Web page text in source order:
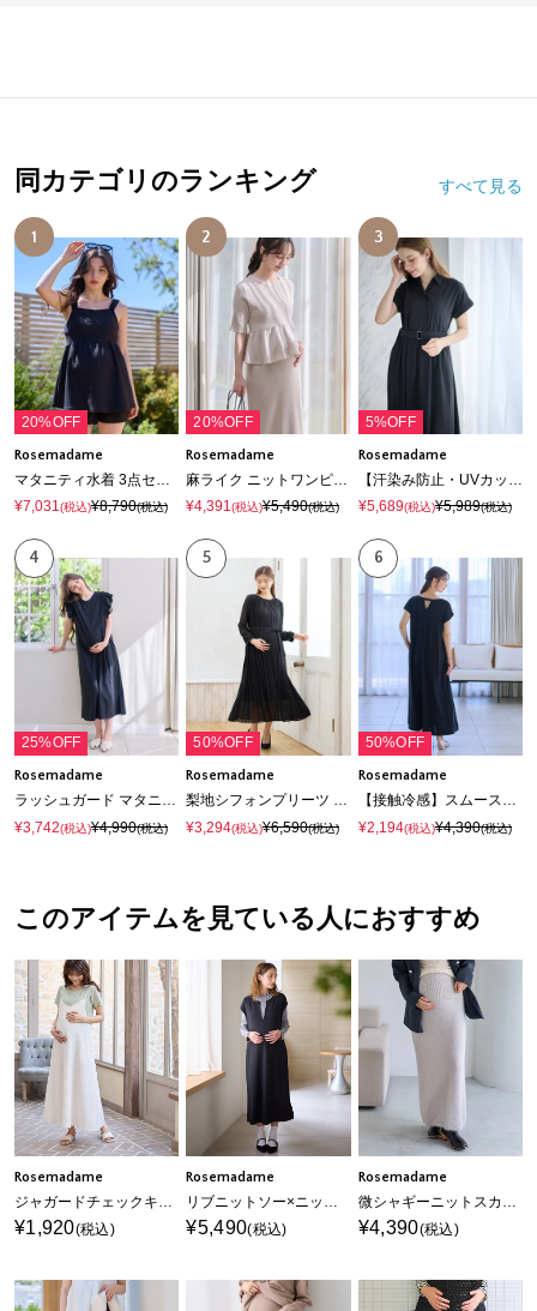
同カテゴリのランキング すべて見る
1
20%OFF
Rosemadame
¥7,031(税込)¥8,790(税込)
2
20%OFF
Rosemadame
¥4,391(税込)¥5,490(税込)
3
5%OFF
Rosemadame
¥5,689(税込)¥5,989(税込)
4
25%OFF
Rosemadame
ラッシュガード マタニティ ワンピース｜UVカット 体型カバー フリル袖 水着 速乾
¥3,742(税込)¥4,990(税込)
5
50%OFF
Rosemadame
梨地シフォンプリーツ オケージョンワンピース（マタニティ/授乳服）授乳口付き 授乳楽々 妊婦服 産前・産後対応
¥3,294(税込)¥6,590(税込)
6
50%OFF
Rosemadame
【接触冷感】スムースAラインワンピース（マタニティ/授乳服）授乳口付き 授乳楽々 妊婦服 産前・産後対応
¥2,194(税込)¥4,390(税込)
このアイテムを見ている人におすすめ
Rosemadame
¥1,920(税込)
Rosemadame
¥5,490(税込)
Rosemadame
¥4,390(税込)